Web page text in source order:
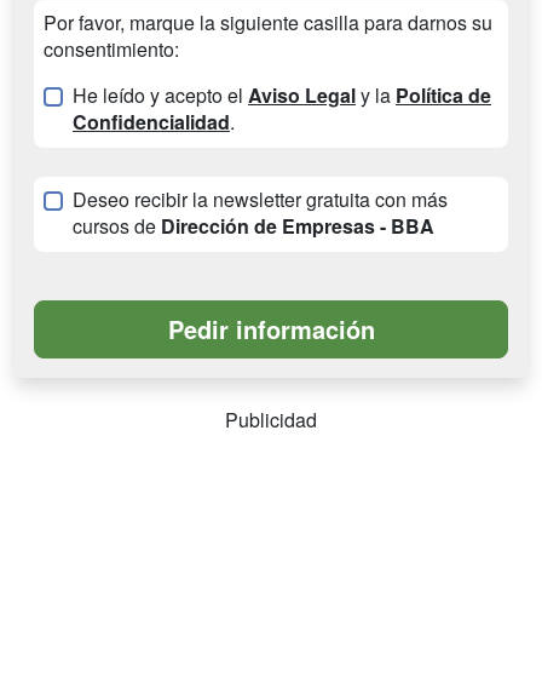
Por favor, marque la siguiente casilla para darnos su
consentimiento:
He leído y acepto el Aviso Legaly la Política de
Confidencialidad.
Deseo recibir la newsletter gratuita con más
cursos de Dirección de Empresas - BBA
Publicidad